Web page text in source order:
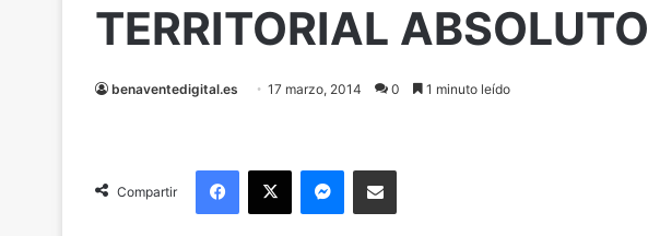
TERRITORIAL ABSOLUTO
benaventedigital.es 17 marzo, 2014 0 1 minuto leído
Compartir